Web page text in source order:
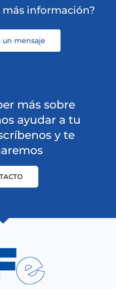
información?
un mensaje
más sobre
ayudar a tu
y te